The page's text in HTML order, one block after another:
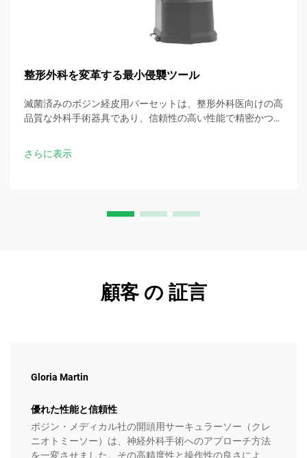
整形外科を変革する最小侵襲ツール
滅菌済みのボジン経皮用バーセットは、整形外科医向けの高
品質な外科手術器具であり、信頼性の高い性能で精密かつ最
さらに表示
顧客 の 証言
Gloria Martin
優れた性能と信頼性
ボジン・メディカル社の開頭用サーキュラーソー（クレ
ニオトミーソー）は、神経外科手術へのアプローチ方法
を一変させました。その高精度性と操作性の良さによ